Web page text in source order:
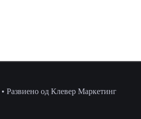
Развиено од Клевер Маркетинг